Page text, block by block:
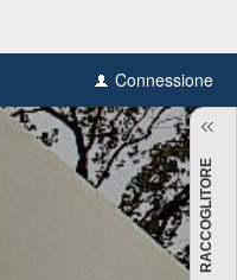
Connessione
RACCOGLITORE